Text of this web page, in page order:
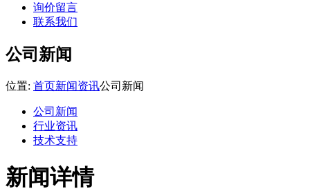
询价留言
联系我们
公司新闻
位置: 首页新闻资讯公司新闻
公司新闻
行业资讯
技术支持
新闻详情